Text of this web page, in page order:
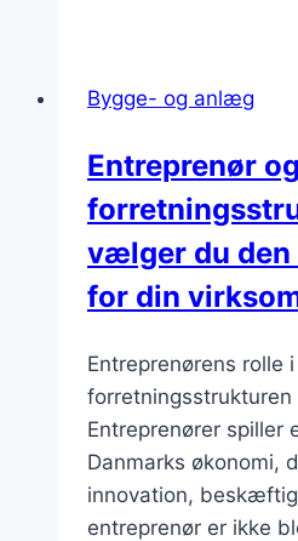
Bygge- og anlæg
Entreprenør og
vælger du
for din
Entreprenørens rolle i
forretningsstrukturen
Entreprenører spiller
Danmarks økonomi,
innovation,
entreprenør er ikke